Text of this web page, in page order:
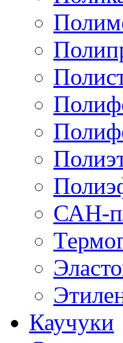
САН-
Каучуки